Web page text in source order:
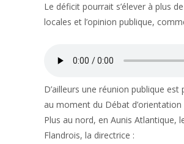
Le déficit pourrait s’élever à plus
locales et l’opinion publique,
D’ailleurs une réunion publique
au moment du Débat
Plus au nord, en Aunis Atlantique,
Flandrois, la directrice :